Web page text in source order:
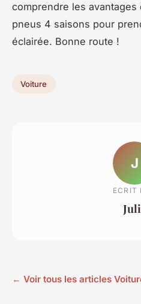
comprendre les
pneus 4 saisons pour
éclairée. Bonne route !
Voiture
J
ECRIT
← Voir tous les articles